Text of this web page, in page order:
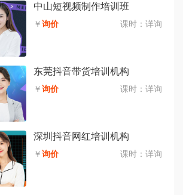
中山短视频制作培训班
￥询价 课时： 详询
东莞抖音带货培训机构
￥询价 课时： 详询
深圳抖音网红培训机构
￥询价 课时： 详询